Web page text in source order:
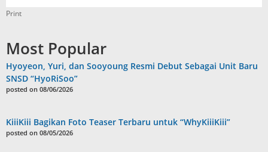
Print
Most Popular
Hyoyeon, Yuri, dan Sooyoung Resmi Debut Sebagai Unit Baru
SNSD “HyoRiSoo”
posted on 08/06/2026
KiiiKiii Bagikan Foto Teaser Terbaru untuk “WhyKiiiKiii”
posted on 08/05/2026